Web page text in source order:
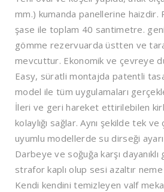
mm.) kumanda panellerine haizdir.
şase ile toplam 40 santimetre.
gömme rezervuarda üstten ve
mevcuttur. Ekonomik ve çevreye
Easy, süratli montajda patentli
model ile tüm uygulamaları
İleri ve geri hareket ettirilebilen
kolaylığı sağlar. Aynı şekilde tek
uyumlu modellerde su dirseği
Darbeye ve soğuğa karşı
strafor kaplı olup sesi azaltır neme
Kendi kendini temizleyen valf